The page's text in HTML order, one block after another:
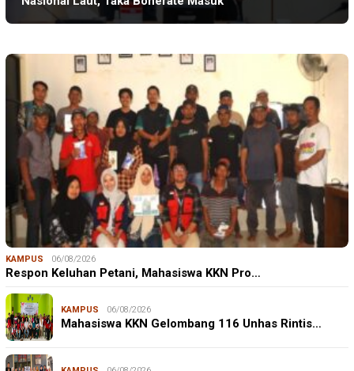
KAMPUS 06/08/2026
Respon Keluhan Petani, Mahasiswa KKN Pro…
KAMPUS 06/08/2026
Mahasiswa KKN Gelombang 116 Unhas Rintis…